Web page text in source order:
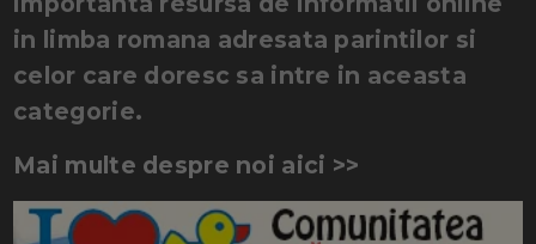
in limba romana adresata parintilor si
celor care doresc sa intre in aceasta
categorie.
Mai multe despre noi aici >>